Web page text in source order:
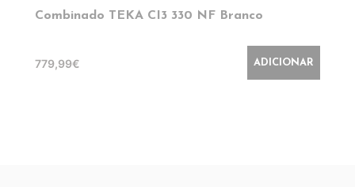
Combinado TEKA CI3 330 NF Branco
779,99€ ADICIONAR